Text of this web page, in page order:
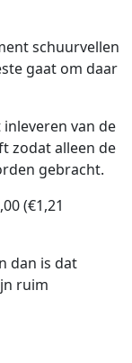
schuurvellen
gaat om daar
van de
zodat alleen de
gebracht.
(€1,21
dan is dat
ruim